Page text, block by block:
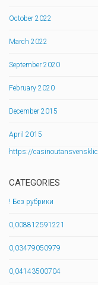
October 2022
March 2022
September 2020
February 2020
December 2015
April 2015
https://
CATEGORIES
! Без рубрики
0,008812591221
0,03479050979
0,04143500704